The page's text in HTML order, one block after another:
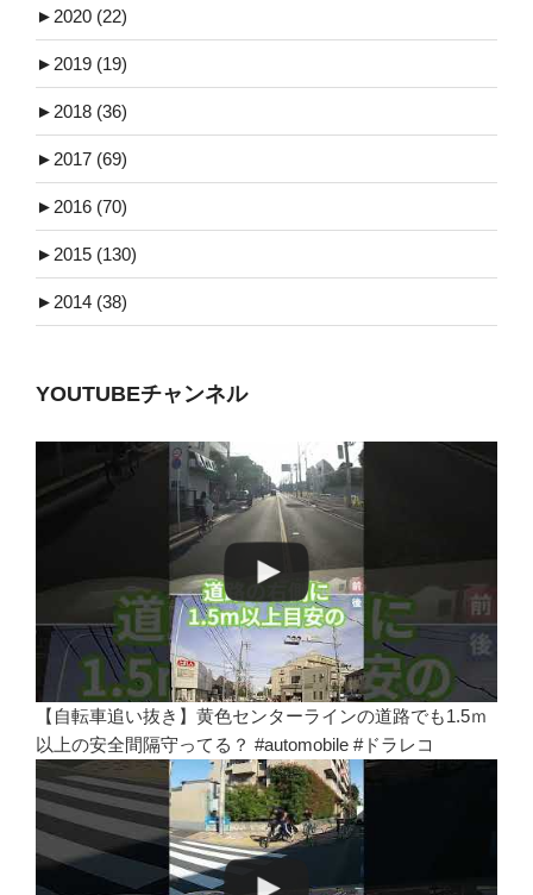
► 2020 (22)
► 2019 (19)
► 2018 (36)
► 2017 (69)
► 2016 (70)
► 2015 (130)
► 2014 (38)
YOUTUBEチャンネル
【自転車追い抜き】黄色センターラインの道路でも1.5ｍ
以上の安全間隔守ってる？ #automobile #ドラレコ